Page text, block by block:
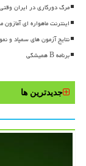
مرگ دورکاری در ایران
اینترنت ماهواره ای
نتایج آزمون های سمپاد و
برنامه B همیشگی
جدیدترین ها